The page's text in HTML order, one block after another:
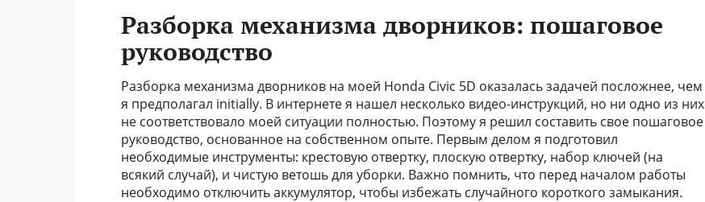
Разборка механизма дворников: пошаговое
руководство
Разборка механизма дворников на моей Honda Civic 5D оказалась задачей посложнее, чем
я предполагал initially. В интернете я нашел несколько видео-инструкций, но ни одно из них
не соответствовало моей ситуации полностью. Поэтому я решил составить свое пошаговое
руководство, основанное на собственном опыте. Первым делом я подготовил
необходимые инструменты: крестовую отвертку, плоскую отвертку, набор ключей (на
всякий случай), и чистую ветошь для уборки. Важно помнить, что перед началом работы
необходимо отключить аккумулятор, чтобы избежать случайного короткого замыкания.